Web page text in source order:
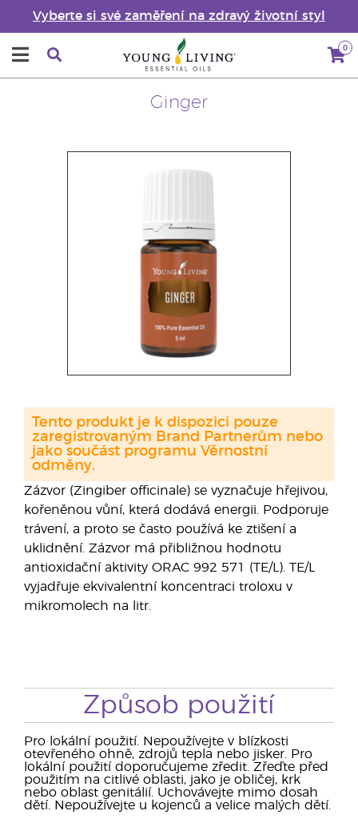
Vyberte si své zaměření na zdravý životní styl
0
Ginger
Zázvor (Zingiber officinale) se vyznačuje hřejivou,
kořeněnou vůní, která dodává energii. Podporuje
trávení, a proto se často používá ke ztišení a
uklidnění. Zázvor má přibližnou hodnotu
antioxidační aktivity ORAC 992 571 (TE/L). TE/L
vyjadřuje ekvivalentní koncentraci troloxu v
mikromolech na litr.
Tento produkt je k dispozici pouze
zaregistrovaným Brand Partnerům nebo
jako součást programu Věrnostní
odměny.
Způsob použití
Pro lokální použití. Nepoužívejte v blízkosti
otevřeného ohně, zdrojů tepla nebo jisker. Pro
lokální použití doporučujeme zředit. Zřeďte před
použitím na citlivé oblasti, jako je obličej, krk
nebo oblast genitálií. Uchovávejte mimo dosah
dětí. Nepoužívejte u kojenců a velice malých dětí.